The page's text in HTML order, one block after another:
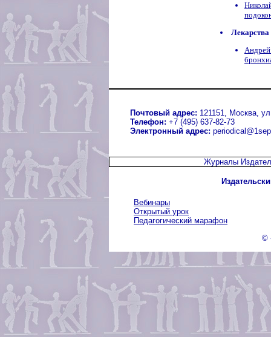
Лекарства
Почтовый адрес: 121151, Москва,
Телефон: +7 (495) 637-82-73
Электронный адрес:
Журналы
Вебинары
Открытый урок
Педагогический марафон
©